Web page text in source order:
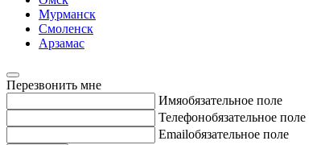
Мурманск
Смоленск
Арзамас
Перезвонить мне
Имяобязательное поле
Телефонобязательное поле
Emailобязательное поле